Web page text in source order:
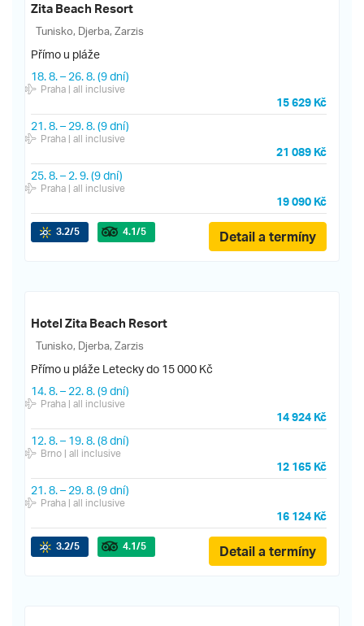
Zita Beach Resort
Tunisko, Djerba, Zarzis
Přímo u pláže
18. 8.– 26. 8.(9 dní)
Praha| all inclusive
15 629 Kč
21. 8.– 29. 8.(9 dní)
Praha| all inclusive
21 089 Kč
25. 8.– 2. 9.(9 dní)
Praha| all inclusive
19 090 Kč
3.2/5 4.1/5 Detail a termíny
Hotel Zita Beach Resort
Tunisko, Djerba, Zarzis
Přímo u pláže Letecky do 15 000 Kč
14. 8.– 22. 8.(9 dní)
Praha| all inclusive
14 924 Kč
12. 8.– 19. 8.(8 dní)
Brno| all inclusive
12 165 Kč
21. 8.– 29. 8.(9 dní)
Praha| all inclusive
16 124 Kč
3.2/5 4.1/5 Detail a termíny